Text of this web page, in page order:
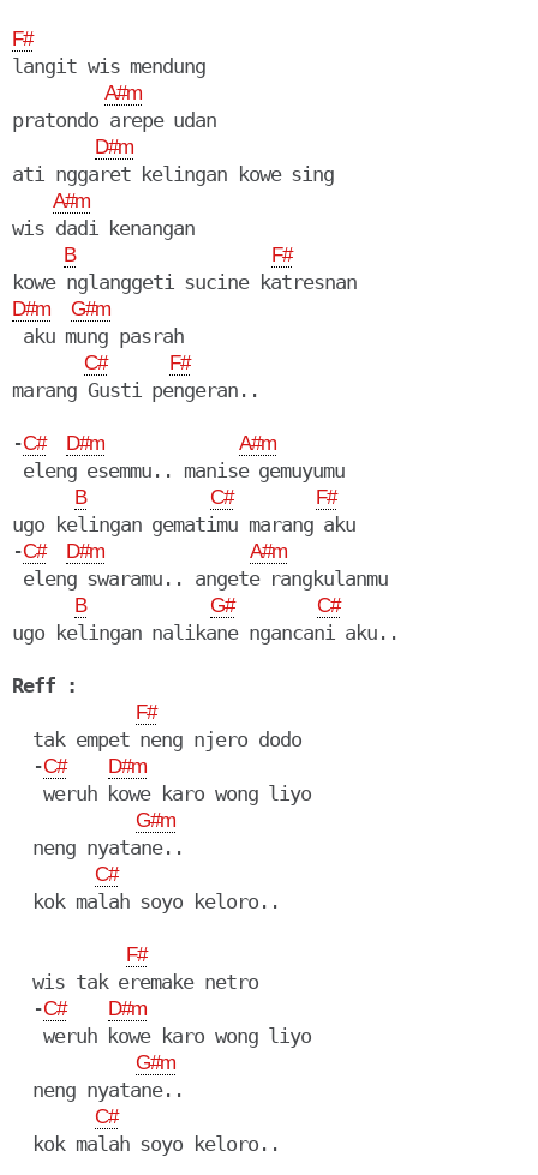
F#
langit wis mendung
A#m
pratondo arepe udan
D#m
ati nggaret kelingan kowe sing
A#m
wis dadi kenangan
B F#
kowe nglanggeti sucine katresnan
D#m G#m
aku mung pasrah
C# F#
marang Gusti pengeran..
-C# D#m A#m
eleng esemmu.. manise gemuyumu
B C# F#
ugo kelingan gematimu marang aku
-C# D#m A#m
eleng swaramu.. angete rangkulanmu
B G# C#
ugo kelingan nalikane ngancani aku..
Reff :
F#
  tak empet neng njero dodo
  -
C# D#m
   weruh kowe karo wong liyo
G#m
  neng nyatane..
C#
  kok malah soyo keloro..
F#
  wis tak eremake netro
  -
C# D#m
   weruh kowe karo wong liyo
G#m
  neng nyatane..
C#
  kok malah soyo keloro..